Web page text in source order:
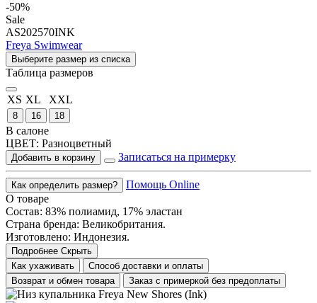
-50%
Sale
AS202570INK
Freya Swimwear
Выберите размер из списка
Таблица размеров
XS XL XXL
8 16 18
В салоне
ЦВЕТ: Разноцветный
Добавить в корзину Записаться на примерку
Как определить размер?
Помощь Online
О товаре
Состав: 83% полиамид, 17% эластан
Страна бренда: Великобритания.
Изготовлено: Индонезия.
Подробнее Скрыть
Как ухаживать
Способ доставки и оплаты
Возврат и обмен товара
Заказ с примеркой без предоплаты